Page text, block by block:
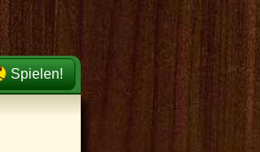
Spielen!